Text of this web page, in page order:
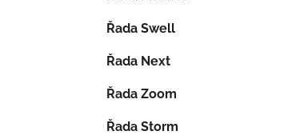
Řada Swell
Řada Next
Řada Zoom
Řada Storm